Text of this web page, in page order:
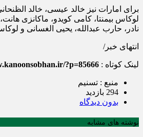
برای امارات نیز خالد عیسی، خالد
لوکاس بیمنتا، کامی کویدو، ماکانزی
نادر، حارب عبدالله، یحیی الغسانی و
انتهای خبر/
لینک کوتاه : ?p=85666
منبع : تسنیم
294 بازدید
بدون دیدگاه
نوشته های مشابه